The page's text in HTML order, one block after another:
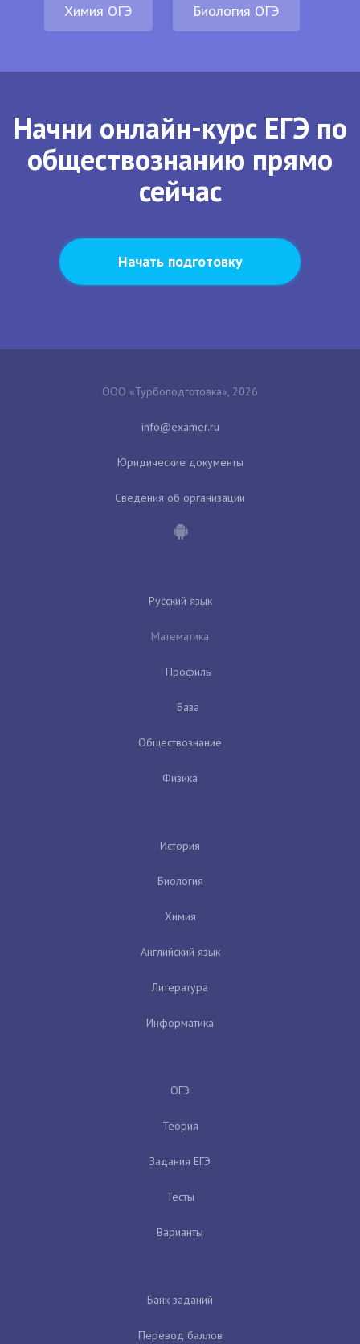
Химия ОГЭ Биология ОГЭ
Начни онлайн-курс ЕГЭ по
обществознанию прямо
сейчас
Начать подготовку
ООО «Турбоподготовка», 2026
Юридические документы
Сведения об организации
Русский язык
Математика
Профиль
База
Обществознание
Физика
История
Биология
Химия
Английский язык
Литература
Информатика
ОГЭ
Теория
Задания ЕГЭ
Тесты
Варианты
Банк заданий
Перевод баллов